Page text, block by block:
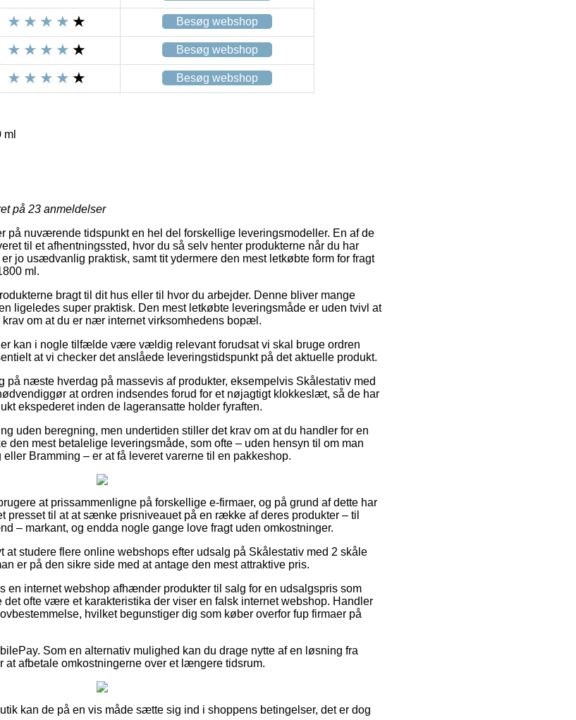
Besøg webshop
Besøg webshop
Besøg webshop
på 23 anmeldelser
på nuværende tidspunkt en hel del forskellige leveringsmodeller. En af de
til et afhentningssted, hvor du så selv henter produkterne når du har
jo usædvanlig praktisk, samt tit ydermere den mest letkøbte form for fragt
ml.
bragt til dit hus eller til hvor du arbejder. Denne bliver mange
ligeledes super praktisk. Den mest letkøbte leveringsmåde er uden tvivl at
om at du er nær internet virksomhedens bopæl.
kan i nogle tilfælde være vældig relevant forudsat vi skal bruge ordren
at vi checker det anslåede leveringstidspunkt på det aktuelle produkt.
på næste hverdag på massevis af produkter, eksempelvis Skålestativ med
at ordren indsendes forud for et nøjagtigt klokkeslæt, så de har
ekspederet inden de lageransatte holder fyraften.
uden beregning, men undertiden stiller det krav om at du handler for en
den mest betalelige leveringsmåde, som ofte – uden hensyn til om man
Bramming – er at få leveret varerne til en pakkeshop.
at prissammenligne på forskellige e-firmaer, og på grund af dette har
til at at sænke prisniveauet på en række af deres produkter – til
– markant, og endda nogle gange love fragt uden omkostninger.
studere flere online webshops efter udsalg på Skålestativ med 2 skåle
er på den sikre side med at antage den mest attraktive pris.
en internet webshop afhænder produkter til salg for en udsalgspris som
ofte være et karakteristika der viser en falsk internet webshop. Handler
hvilket begunstiger dig som køber overfor fup firmaer på
Som en alternativ mulighed kan du drage nytte af en løsning fra
at afbetale omkostningerne over et længere tidsrum.
kan de på en vis måde sætte sig ind i shoppens betingelser, det er dog